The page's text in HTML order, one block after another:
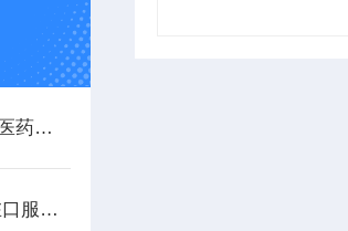
安瓿瓶折断力如何检测？医药包装撕拉力测试仪助力质量控制
医药包装撕拉力测试仪 在口服液瓶撕拉铝盖撕开力检测中的应用方案